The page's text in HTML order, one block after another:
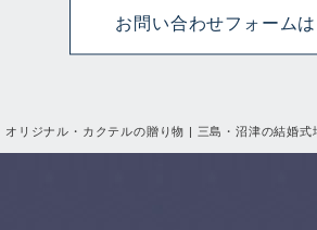
オリジナル・カクテルの贈り物 | 三島・沼津の結婚式
お問い合わせフォーム